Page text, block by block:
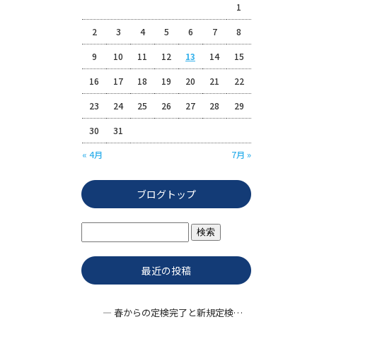
« 4月 7月 »
1
2 3 4 5 6 7 8
9 10 11 12 13 14 15
16 17 18 19 20 21 22
23 24 25 26 27 28 29
30 31
ブログトップ
最近の投稿
― 春からの定検完了と新規定検工事 ―